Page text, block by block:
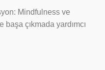
Mindfulness ve
çıkmada yardımcı